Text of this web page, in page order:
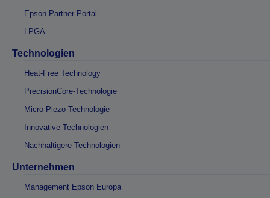
Epson Partner Portal
LPGA
Technologien
Heat-Free Technology
PrecisionCore-Technologie
Micro Piezo-Technologie
Innovative Technologien
Nachhaltigere Technologien
Unternehmen
Management Epson Europa